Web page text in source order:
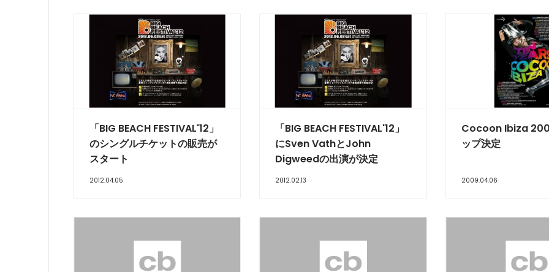
「BIG BEACH FESTIVAL'12」
のシングルチケットの販売が
スタート
2012.04.05
「BIG BEACH FESTIVAL'12」
にSven VathとJohn
Digweedの出演が決定
2012.02.13
Cocoon Ibiza
ップ決定
2009.04.06